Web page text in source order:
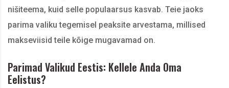
nišiteema, kuid selle populaarsus kasvab. Teie jaoks
parima valiku tegemisel peaksite arvestama, millised
makseviisid teile kõige mugavamad on.
Parimad Valikud Eestis: Kellele Anda Oma
Eelistus?